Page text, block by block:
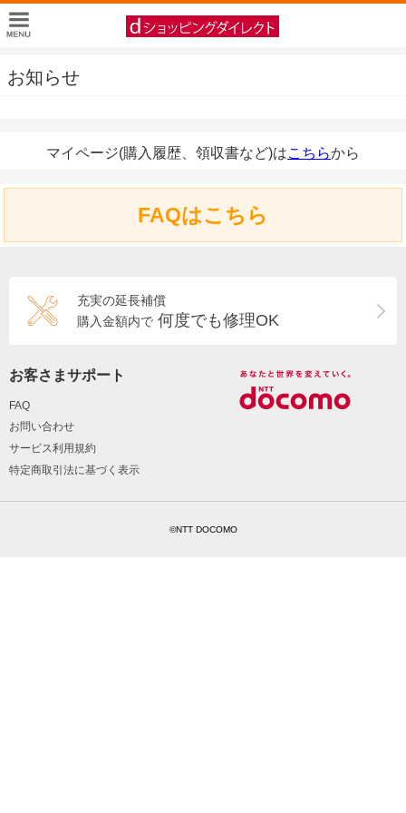
お知らせ
マイページ(購入履歴、領収書など)はこちらから
FAQはこちら
充実の延長補償
購入金額内で 何度でも修理OK
お客さまサポート
FAQ
お問い合わせ
サービス利用規約
特定商取引法に基づく表示
©NTT DOCOMO